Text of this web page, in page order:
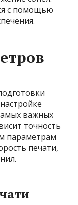
с помощью
важных
точность
параметрам
печати,